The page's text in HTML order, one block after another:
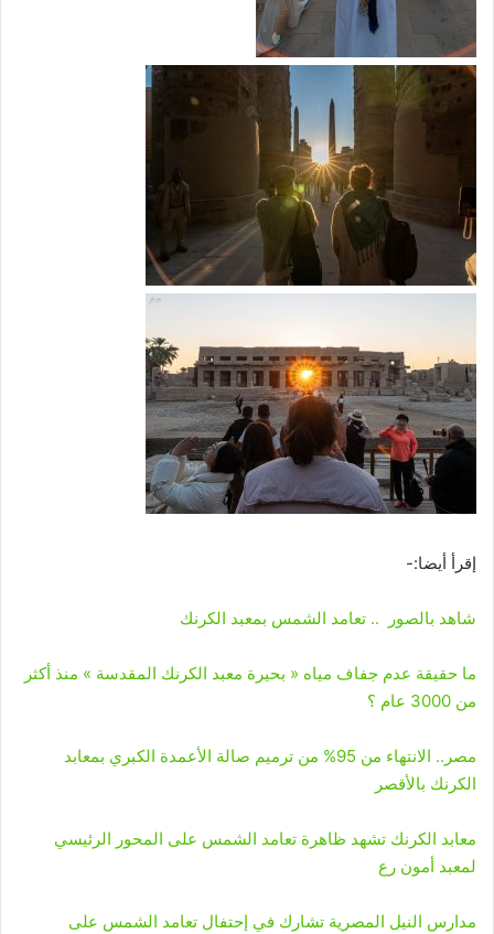
إقرأ أيضا:-
شاهد بالصور .. تعامد الشمس بمعبد الكرنك
ما حقيقة عدم جفاف مياه « بحيرة معبد الكرنك المقدسة » منذ أكثر
من 3000 عام ؟
مصر.. الانتهاء من 95% من ترميم صالة الأعمدة الكبري بمعابد
الكرنك بالأقصر
معابد الكرنك تشهد ظاهرة تعامد الشمس على المحور الرئيسي
لمعبد أمون رع
مدارس النيل المصرية تشارك في إحتفال تعامد الشمس على